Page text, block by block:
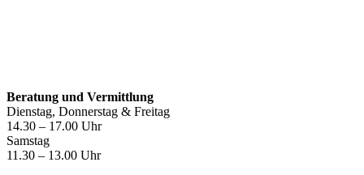
Beratung und Vermittlung
Dienstag, Donnerstag & Freitag
14.30 – 17.00 Uhr
Samstag
11.30 – 13.00 Uhr